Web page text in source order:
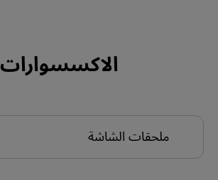
الاكسسوارات
ملحقات الشاشة